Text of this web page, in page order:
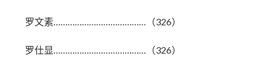
罗文素…………………………………（326）
罗仕显…………………………………（326）